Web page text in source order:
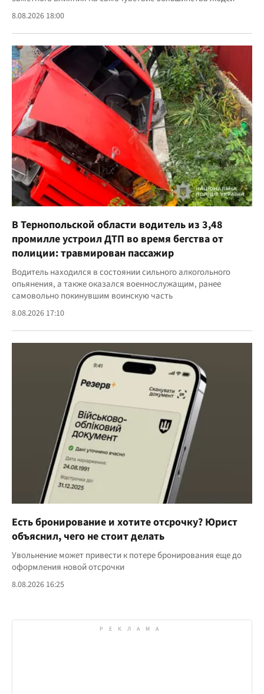
8.08.2026 18:00
В Тернопольской области водитель из 3,48
промилле устроил ДТП во время бегства от
полиции: травмирован пассажир
Водитель находился в состоянии сильного алкогольного
опьянения, а также оказался военнослужащим, ранее
самовольно покинувшим воинскую часть
8.08.2026 17:10
Есть бронирование и хотите отсрочку? Юрист
объяснил, чего не стоит делать
Увольнение может привести к потере бронирования еще до
оформления новой отсрочки
8.08.2026 16:25